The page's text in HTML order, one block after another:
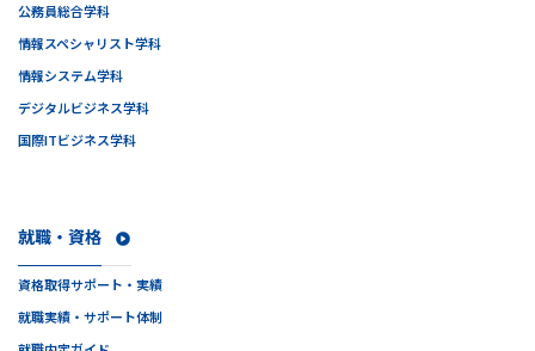
公務員総合学科
情報スペシャリスト学科
情報システム学科
デジタルビジネス学科
国際ITビジネス学科
就職・資格
資格取得サポート・実績
就職実績・サポート体制